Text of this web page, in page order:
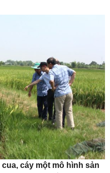
cáy một mô hình sản